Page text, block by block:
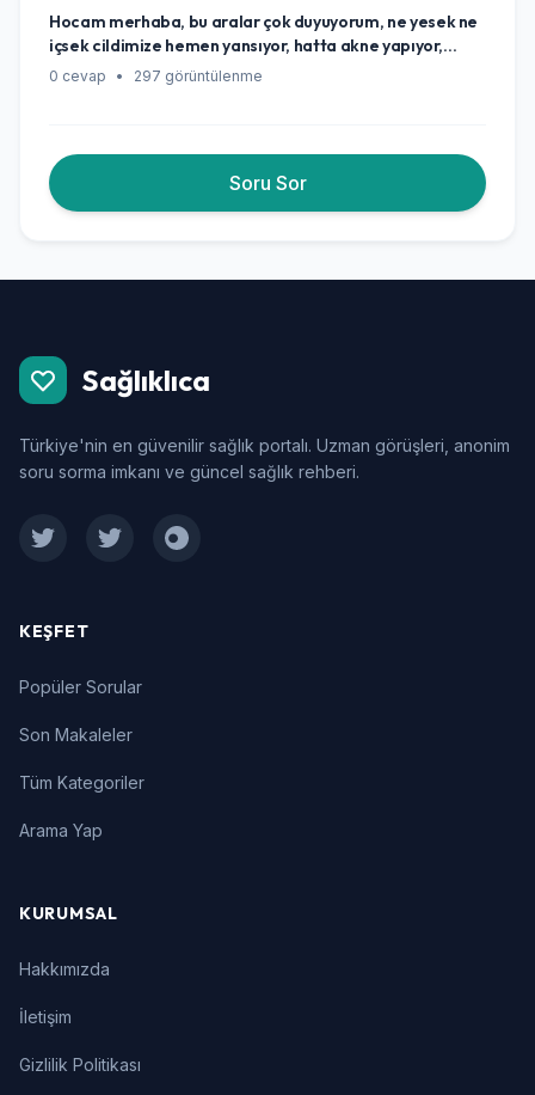
Yoksa kaderim mi bu izlerle yaşamak?
Hocam merhaba, bu aralar çok duyuyorum, ne yesek ne
içsek cildimize hemen yansıyor, hatta akne yapıyor,
sivilce yapıyor diyorlar. Gerçekten yediğimiz içtiğimiz
0 cevap • 297 görüntülenme
Soru Sor
Sağlıklıca
Türkiye'nin en güvenilir sağlık portalı. Uzman görüşleri, anonim
soru sorma imkanı ve güncel sağlık rehberi.
FacebookTwitter Instagram
KEŞFET
Popüler Sorular
Son Makaleler
Tüm Kategoriler
Arama Yap
KURUMSAL
Hakkımızda
İletişim
Gizlilik Politikası